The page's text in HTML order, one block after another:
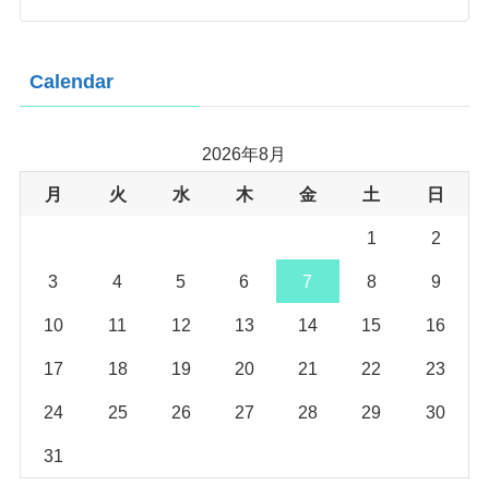
Calendar
2026年8月
月 火 水 木 金 土 日
1 2
3 4 5 6 7 8 9
10 11 12 13 14 15 16
17 18 19 20 21 22 23
24 25 26 27 28 29 30
31